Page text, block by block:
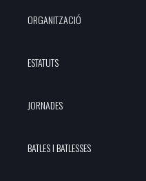
ORGANITZACIÓ
ESTATUTS
JORNADES
BATLES I BATLESSES